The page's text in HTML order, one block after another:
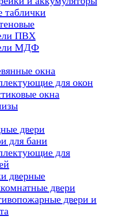
таблички
ПВХ
МДФ
окна
для окон
окна
двери
для бани
для
дверные
двери
двери и